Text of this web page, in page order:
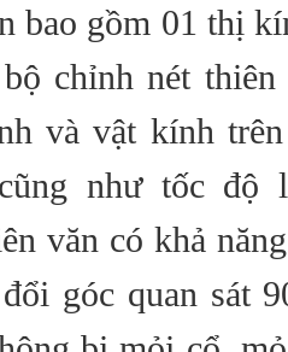
bao gồm 01 thị
chỉnh nét
và vật kính
như tốc độ
văn có khả
góc quan sát